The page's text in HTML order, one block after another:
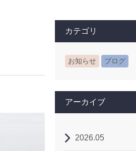
カテゴリ
お知らせ ブログ
アーカイブ
2026.05